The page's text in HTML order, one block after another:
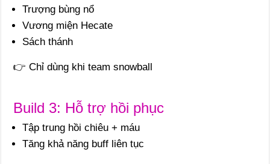
Trượng bùng nổ
Vương miện Hecate
Sách thánh
👉 Chỉ dùng khi team snowball
Build 3: Hỗ trợ hồi phục
Tập trung hồi chiêu + máu
Tăng khả năng buff liên tục